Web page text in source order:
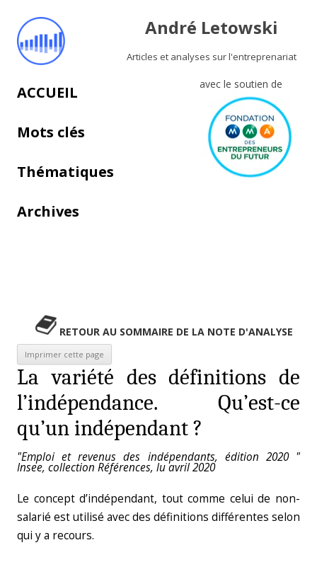
André Letowski
Articles et analyses sur l'entreprenariat
avec le soutien de
Aller au contenu principal
ACCUEIL
Mots clés
Thématiques
Archives
RETOUR AU SOMMAIRE DE LA NOTE D'ANALYSE
La variété des définitions de
l’indépendance. Qu’est-ce
qu’un indépendant ?
"Emploi et revenus des indépendants, édition 2020 "
Insee, collection Références, lu avril 2020
Le concept d’indépendant, tout comme celui de non-
salarié est utilisé avec des définitions différentes selon
qui y a recours.